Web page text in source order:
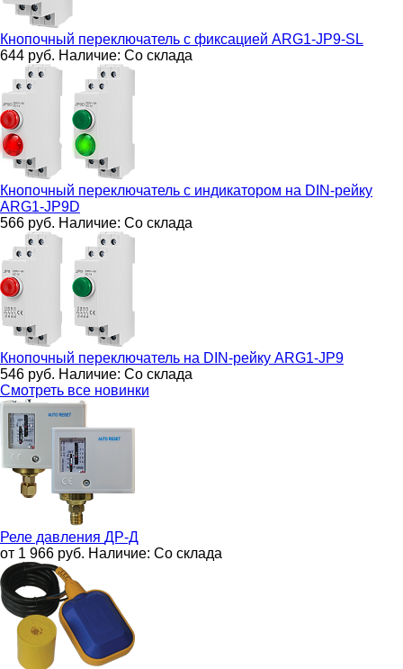
Кнопочный переключатель с фиксацией ARG1-JP9-SL
644 руб. Наличие: Со склада
Кнопочный переключатель с индикатором на DIN-рейку
ARG1-JP9D
566 руб. Наличие: Со склада
Кнопочный переключатель на DIN-рейку ARG1-JP9
546 руб. Наличие: Со склада
Смотреть все новинки
Реле давления ДР-Д
от 1 966 руб. Наличие: Со склада